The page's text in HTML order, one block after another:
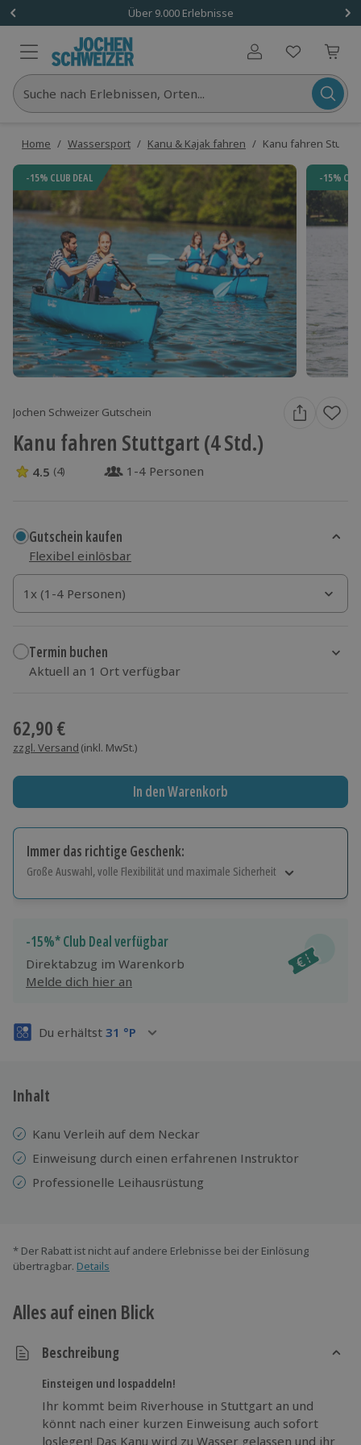
Über 9.000 Erlebnisse
Benutzerkonto
Suche nach Erlebnissen, Orten...
Home / Wassersport / Kanu & Kajak fahren / Kanu fahren
-15% CLUB DEAL -15%
Jochen Schweizer Gutschein
Kanu fahren Stuttgart (4 Std.)
4.5 Sterne von 5 aus 4 Bewertungen
4.5 (4) 1-4 Personen
Gutschein kaufen
Flexibel einlösbar
1x (1-4 Personen)
1x (1-4 Personen)
1x (1-4 Personen)
Termin buchen
Aktuell an 1 Ort verfügbar
62,90 €
zzgl. Versand (inkl. MwSt.)
In den Warenkorb
Immer das richtige Geschenk:
Große Auswahl, volle Flexibilität und maximale Sicherheit
Jeder Gutschein für alle Erlebnisse einlösbar.
Maximale Sicherheit
3 Jahre gültig & verlängerbar.
-15%* Club Deal verfügbar
Direktabzug im Warenkorb
Melde dich hier an
Du erhältst 31 °P
Inhalt
Kanu Verleih auf dem Neckar
Einweisung durch einen erfahrenen Instruktor
Professionelle Leihausrüstung
* Der Rabatt ist nicht auf andere Erlebnisse bei der Einlösung
übertragbar. Details
Alles auf einen Blick
Beschreibung
Einsteigen und lospaddeln!
Ihr kommt beim Riverhouse in Stuttgart an und
könnt nach einer kurzen Einweisung auch sofort
loslegen! Das Kanu wird zu Wasser gelassen und ihr